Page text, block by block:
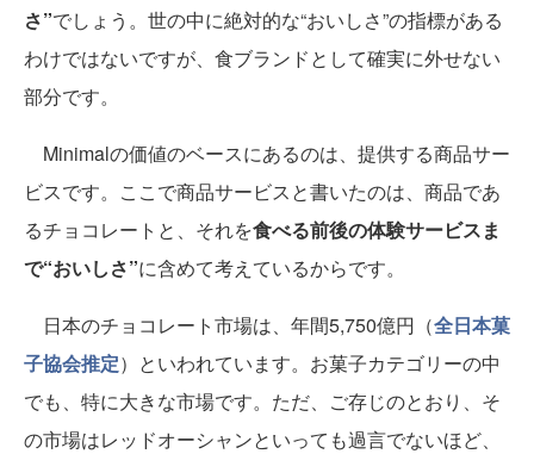
さ”でしょう。世の中に絶対的な“おいしさ”の指標がある
わけではないですが、食ブランドとして確実に外せない
部分です。
Minimalの価値のベースにあるのは、提供する商品サー
ビスです。ここで商品サービスと書いたのは、商品であ
るチョコレートと、それを食べる前後の体験サービスま
で“おいしさ”に含めて考えているからです。
日本のチョコレート市場は、年間5,750億円（全日本菓
子協会推定）といわれています。お菓子カテゴリーの中
でも、特に大きな市場です。ただ、ご存じのとおり、そ
の市場はレッドオーシャンといっても過言でないほど、